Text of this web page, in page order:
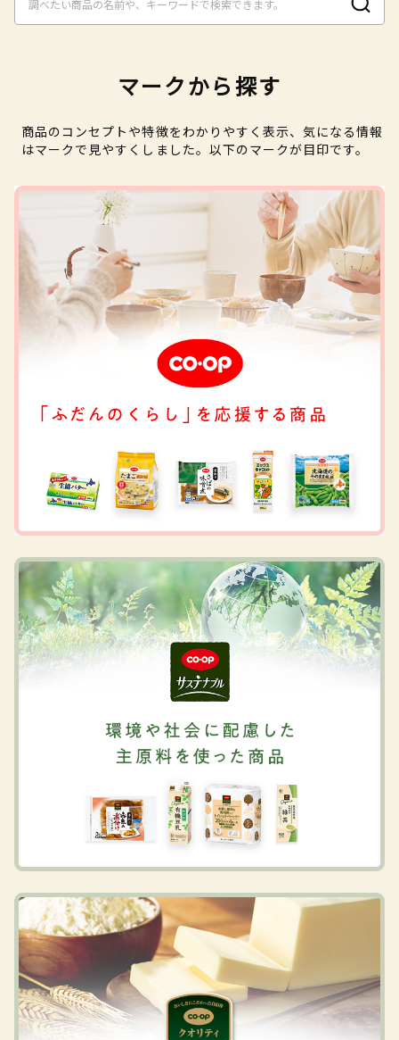
マークから探す
商品のコンセプトや特徴をわかりやすく表示、気になる情報
はマークで見やすくしました。以下のマークが目印です。